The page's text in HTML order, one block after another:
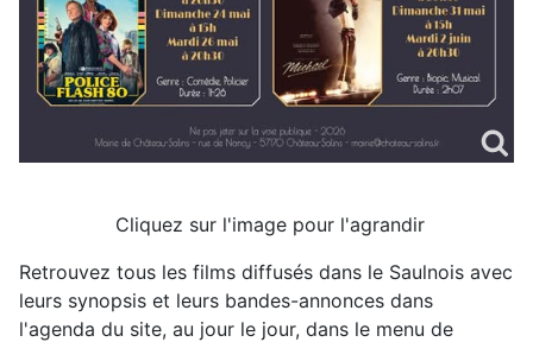
Cliquez sur l'image pour l'agrandir
Retrouvez tous les films diffusés dans le Saulnois avec
leurs synopsis et leurs bandes-annonces dans
l'agenda du site, au jour le jour, dans le menu de